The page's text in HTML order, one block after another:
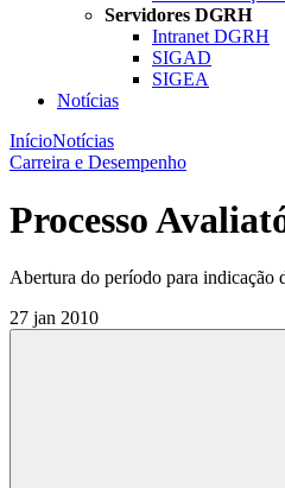
Servidores DGRH
Intranet DGRH
SIGAD
SIGEA
Notícias
InícioNotícias
Carreira e Desempenho
Processo
Abertura do período para indicação
27 jan 2010